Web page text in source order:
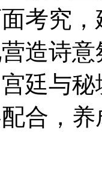
考究
造诗
廷与
合，